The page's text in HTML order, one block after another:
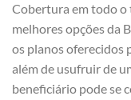
Cobertura em todo
melhores opções da
os planos oferecidos
além de usufruir de
beneficiário pode se